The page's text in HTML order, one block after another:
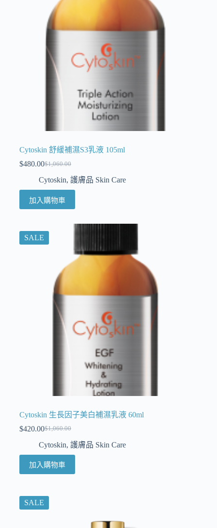
Cytoskin 舒緩補濕S3乳液 105ml
$1,060.00
$480.00
Cytoskin, 護膚品 Skin Care
加入購物車
SALE
Cytoskin 生長因子美白補濕乳液 60ml
$1,060.00
$420.00
Cytoskin, 護膚品 Skin Care
加入購物車
SALE